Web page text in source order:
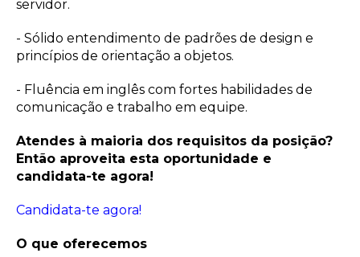
servidor.
- Sólido entendimento de padrões de design e
princípios de orientação a objetos.
- Fluência em inglês com fortes habilidades de
comunicação e trabalho em equipe.
Atendes à maioria dos requisitos da posição?
Então aproveita esta oportunidade e
candidata-te agora!
Candidata-te agora!
O que oferecemos